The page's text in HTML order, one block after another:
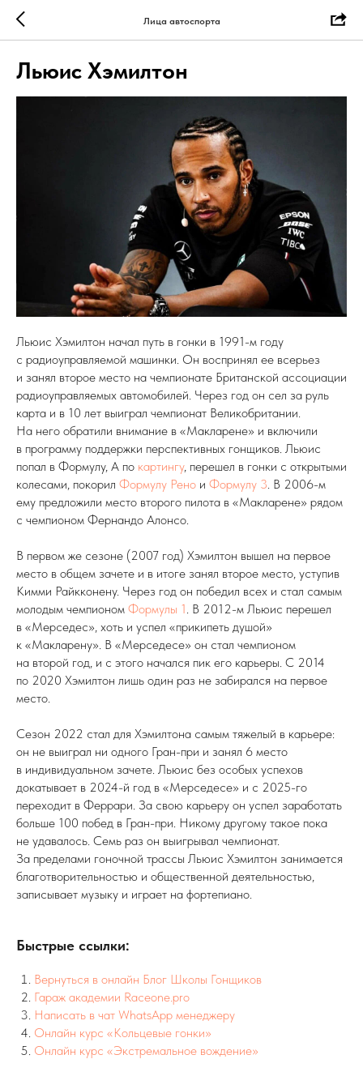
Лица автоспорта
Льюис Хэмилтон
Льюис Хэмилтон начал путь в гонки в 1991-м году
с радиоуправляемой машинки. Он воспринял ее всерьез
и занял второе место на чемпионате Британской ассоциации
радиоуправляемых автомобилей. Через год он сел за руль
карта и в 10 лет выиграл чемпионат Великобритании.
На него обратили внимание в «Макларене» и включили
в программу поддержки перспективных гонщиков. Льюис
попал в Формулу, А по картингу, перешел в гонки с открытыми
колесами, покорил Формулу Рено и Формулу 3. В 2006-м
ему предложили место второго пилота в «Макларене» рядом
с чемпионом Фернандо Алонсо.
В первом же сезоне (2007 год) Хэмилтон вышел на первое
место в общем зачете и в итоге занял второе место, уступив
Кимми Райкконену. Через год он победил всех и стал самым
молодым чемпионом Формулы 1. В 2012-м Льюис перешел
в «Мерседес», хоть и успел «прикипеть душой»
к «Макларену». В «Мерседесе» он стал чемпионом
на второй год, и с этого начался пик его карьеры. С 2014
по 2020 Хэмилтон лишь один раз не забирался на первое
место.
Сезон 2022 стал для Хэмилтона самым тяжелый в карьере:
он не выиграл ни одного Гран-при и занял 6 место
в индивидуальном зачете. Льюис без особых успехов
докатывает в 2024-й год в «Мерседесе» и с 2025-го
переходит в Феррари. За свою карьеру он успел заработать
больше 100 побед в Гран-при. Никому другому такое пока
не удавалось. Семь раз он выигрывал чемпионат.
За пределами гоночной трассы Льюис Хэмилтон занимается
благотворительностью и общественной деятельностью,
записывает музыку и играет на фортепиано.
Быстрые ссылки:
Вернуться в онлайн Блог Школы Гонщиков
Гараж академии Raceone.pro
Написать в чат WhatsApp менеджеру
Онлайн курс «Кольцевые гонки»
Онлайн курс «Экстремальное вождение»